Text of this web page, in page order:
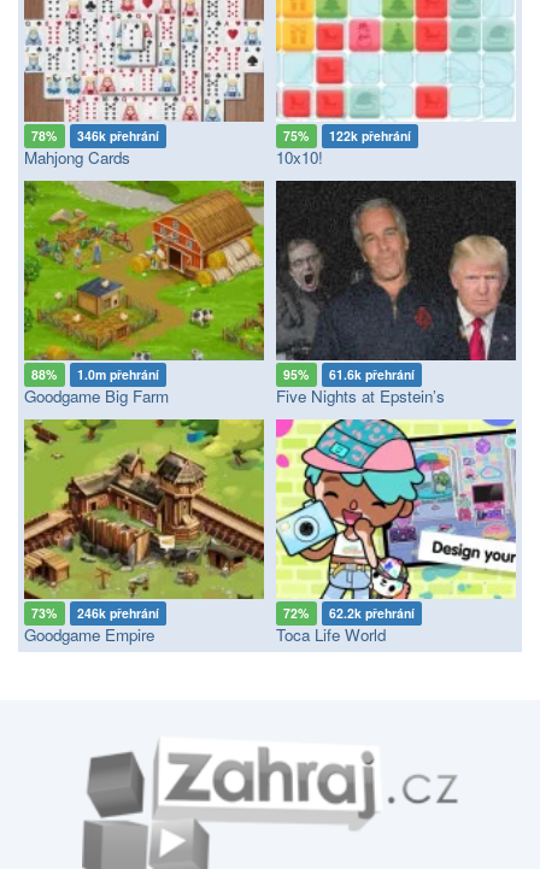
78% 346k přehrání
Mahjong Cards
75% 122k přehrání
10x10!
88% 1.0m přehrání
Goodgame Big Farm
95% 61.6k přehrání
Five Nights at Epstein’s
73% 246k přehrání
Goodgame Empire
72% 62.2k přehrání
Toca Life World